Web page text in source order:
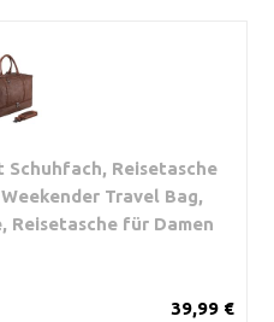
Schuhfach, Reisetasche
Travel Bag,
Reisetasche für Damen
39,99 €